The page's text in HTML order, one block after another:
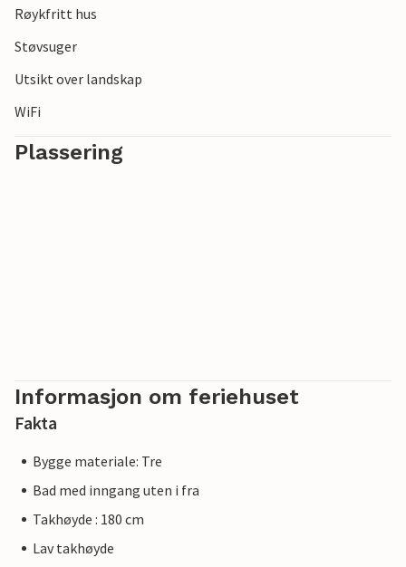
Røykfritt hus
Støvsuger
Utsikt over landskap
WiFi
Plassering
Informasjon om feriehuset
Fakta
Bygge materiale: Tre
Bad med inngang uten i fra
Takhøyde : 180 cm
Lav takhøyde